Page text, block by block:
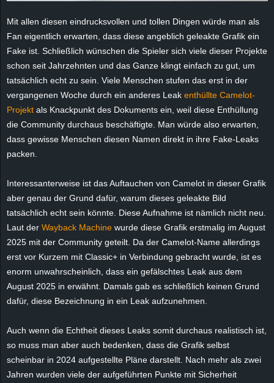
Mit allen diesen eindrucksvollen und tollen Dingen würde man als
Fan eigentlich erwarten, dass diese angeblich geleakte Grafik ein
Fake ist. Schließlich wünschen die Spieler sich viele dieser Projekte
schon seit Jahrzehnten und das Ganze klingt einfach zu gut, um
tatsächlich echt zu sein. Viele Menschen stufen das erst in der
vergangenen Woche durch ein anderes Leak enthüllte Camelot-
Projekt als Knackpunkt des Dokuments ein, weil diese Enthüllung
die Community durchaus beschäftigte. Man würde also erwarten,
dass gewisse Menschen diesen Namen direkt in ihre Fake-Leaks
packen.
Interessanterweise ist das Auftauchen von Camelot in dieser Grafik
aber genau der Grund dafür, warum dieses geleakte Bild
tatsächlich echt sein könnte. Diese Aufnahme ist nämlich nicht neu.
Laut der Wayback Machine wurde diese Grafik erstmalig im August
2025 mit der Community geteilt. Da der Camelot-Name allerdings
erst vor Kurzem mit Classic+ in Verbindung gebracht wurde, ist es
enorm unwahrscheinlich, dass ein gefälschtes Leak aus dem
August 2025 in erwähnt. Damals gab es schließlich keinen Grund
dafür, diese Bezeichnung in ein Leak aufzunehmen.
Auch wenn die Echtheit dieses Leaks somit durchaus realistisch ist,
so muss man aber auch bedenken, dass die Grafik selbst
scheinbar in 2024 aufgestellte Pläne darstellt. Nach mehr als zwei
Jahren wurden viele der aufgeführten Punkte mit Sicherheit